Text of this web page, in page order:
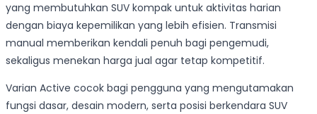
yang membutuhkan SUV kompak untuk aktivitas harian
dengan biaya kepemilikan yang lebih efisien. Transmisi
manual memberikan kendali penuh bagi pengemudi,
sekaligus menekan harga jual agar tetap kompetitif.
Varian Active cocok bagi pengguna yang mengutamakan
fungsi dasar, desain modern, serta posisi berkendara SUV